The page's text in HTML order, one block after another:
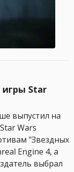
Star
выпустил на
Wars
"Звездных
Engine 4, а
выбрал